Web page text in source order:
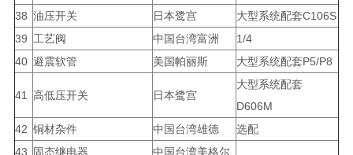
38 油压开关 日本鹭宫
大型系统配套C106S
39 工艺阀 中国台湾富洲
1/4
40 避震软管 美国帕丽斯 大型系统配套P5/P8
41 高低压开关 日本鹭宫
大型系统配套
D606M
42 铜材杂件 中国台湾雄德
选配
43 固态继电器
中国台湾美格尔